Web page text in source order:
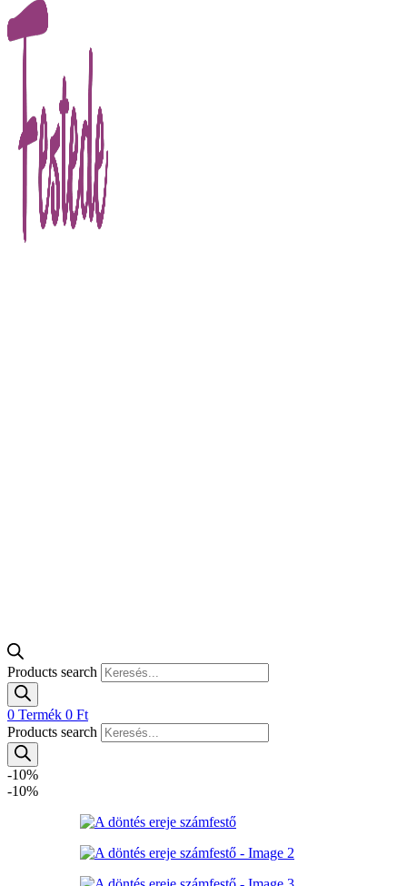
Products search
0 Termék 0 Ft
Products search
-10%
-10%